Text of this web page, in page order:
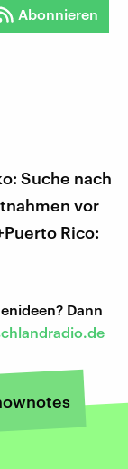
Abonnieren
Suche nach
vor
Rico:
Dann